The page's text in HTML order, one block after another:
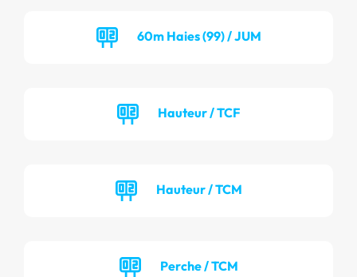
60m Haies (99) / JUM
Hauteur / TCF
Hauteur / TCM
Perche / TCM